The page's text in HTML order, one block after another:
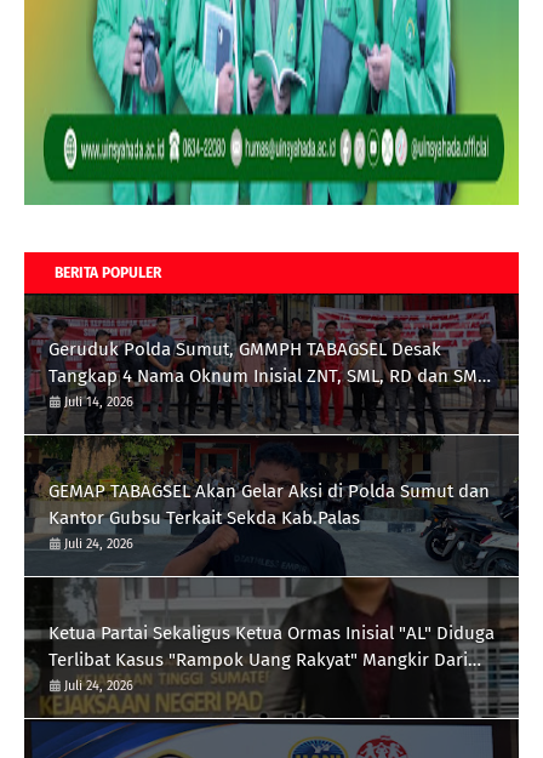
BERITA POPULER
Geruduk Polda Sumut, GMMPH TABAGSEL Desak
Tangkap 4 Nama Oknum Inisial ZNT, SML, RD dan SMB
terkait Tambang Emas Ilegal di Perbatasan
Tapsel/Madina
Juli 14, 2026
GEMAP TABAGSEL Akan Gelar Aksi di Polda Sumut dan
Kantor Gubsu Terkait Sekda Kab.Palas
Juli 24, 2026
Ketua Partai Sekaligus Ketua Ormas Inisial "AL" Diduga
Terlibat Kasus "Rampok Uang Rakyat" Mangkir Dari
Panggilan Kejari Padangsidimpuan
Juli 24, 2026